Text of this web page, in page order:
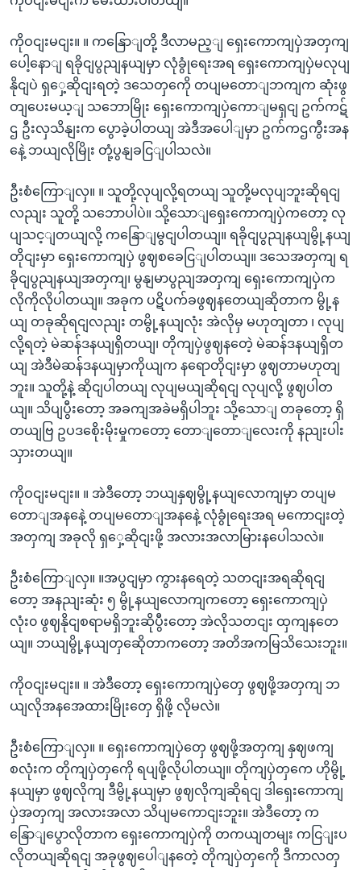
ကိုဝငျးမငျး။ ။ ကနြောျတို့ ဒီလာမည့ျ ရှေးကောကျပှဲအတှကျ
ပေါ့နောျ ရခိုငျပွညျနယျမှာ လုံခွုံရေးအရ ရှေးကောကျပှဲမလုပျ
နိုငျပဲ ရှှေ့ဆိုငျးရတဲ့ ဒသေတှကေို တပျမတောျဘကျက ဆုံးဖွ
တျပေးမယ့ျ သဘောမြိုး ရှေးကောကျပှဲကောျမရှငျ ဥက်ကဋ်
ဌ ဦးလှသိနျးက ပွောခဲ့ပါတယျ အဲဒီအပေါျမှာ ဥက်ကဌကွီးအန
နေဲ့ ဘယျလိုမြိုး တုံ့ပွနျခငြျပါသလဲ။
ဦးစံကြောျလှ။ ။ သူတို့လုပျလို့ရတယျ သူတို့မလုပျဘူးဆိုရငျ
လညျး သူတို့ သဘောပါပဲ။ သို့သောျရှေးကောကျပှဲကတော့ လု
ပျသင့ျတယျလို့ ကနြောျမွငျပါတယျ။ ရခိုငျပွညျနယျမွို့နယျ
တိုငျးမှာ ရှေးကောကျပှဲ ဖွဈစခေငြျပါတယျ။ ဒသေအတှကျ ရ
ခိုငျပွညျနယျအတှကျ၊ မွနျမာပွညျအတှကျ ရှေးကောကျပှဲက
လိုကိုလိုပါတယျ။ အခုက ပဋိပက်ခဖွဈနတေယျဆိုတာက မွို့န
ယျ တခုဆိုရငျလညျး တမွို့နယျလုံး အဲလိုမှ မဟုတျတာ ၊ လုပျ
လို့ရတဲ့ မဲဆန်ဒနယျရှိတယျ၊ တိုကျပှဲဖွဈနတေဲ့ မဲဆန်ဒနယျရှိတ
ယျ အဲဒီမဲဆန်ဒနယျမှာကိုယျက နရောတိုငျးမှာ ဖွဈတာမဟုတျ
ဘူး။ သူတို့နဲ့ ဆိုငျပါတယျ လုပျမယျဆိုရငျ လုပျလို့ ဖွဈပါတ
ယျ။ သိပျပွီးတော့ အခကျအခဲမရှိပါဘူး သို့သောျ တခုတော့ ရှိ
တယျဗြ ဥပဒစေိုးမိုးမှုကတော့ တောျတောျလေးကို နညျးပါး
သှားတယျ။
ကိုဝငျးမငျး။ ။ အဲဒီတော့ ဘယျနှဈမွို့နယျလောကျမှာ တပျမ
တောျအနနေဲ့ တပျမတောျအနနေဲ့ လုံခွုံရေးအရ မကောငျးတဲ့
အတှကျ အခုလို ရှှေ့ဆိုငျးဖို့ အလားအလာမြားနပေါသလဲ။
ဦးစံကြောျလှ။ ။အပွငျမှာ ကွားနရေတဲ့ သတငျးအရဆိုရငျ
တော့ အနညျးဆုံး ၅ မွို့နယျလောကျကတော့ ရှေးကောကျပှဲ
လုံး၀ ဖွဈနိုငျစရာမရှိဘူးဆိုပွီးတော့ အဲလိုသတငျး ထှကျနတေ
ယျ။ ဘယျမွို့နယျတှဆေိုတာကတော့ အတိအကမြသိသေးဘူး။
ကိုဝငျးမငျး။ ။ အဲဒီတော့ ရှေးကောကျပှဲတှေ ဖွဈဖို့အတှကျ ဘ
ယျလိုအနအေထားမြိုးတှေ ရှိဖို့ လိုမလဲ။
ဦးစံကြောျလှ။ ။ ရှေးကောကျပှဲတှေ ဖွဈဖို့အတှကျ နှဈဖကျ
စလုံးက တိုကျပှဲတှကေို ရပျဖို့လိုပါတယျ။ တိုကျပှဲတှကေ ဟိုမွို့
နယျမှာ ဖွဈလိုကျ ဒီမွို့နယျမှာ ဖွဈလိုကျဆိုရငျ ဒါရှေးကောကျ
ပှဲအတှကျ အလားအလာ သိပျမကောငျးဘူး။ အဲဒီတော့ က
နြောျပွောလိုတာက ရှေးကောကျပှဲကို တကယျတမျး ကငြျးပ
လိုတယျဆိုရငျ အခုဖွဈပေါျနတေဲ့ တိုကျပှဲတှကေို ဒီကာလတှ